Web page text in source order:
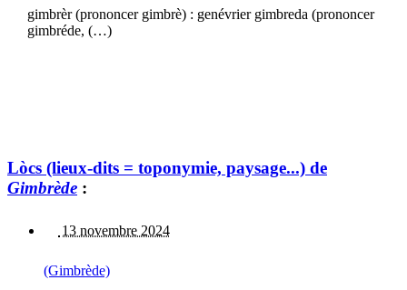
gimbrèr (prononcer gimbrè) : genévrier gimbreda (prononcer
gimbréde, (…)
Lòcs (lieux-dits = toponymie, paysage...) de
Gimbrède :
13 novembre 2024
(Gimbrède)